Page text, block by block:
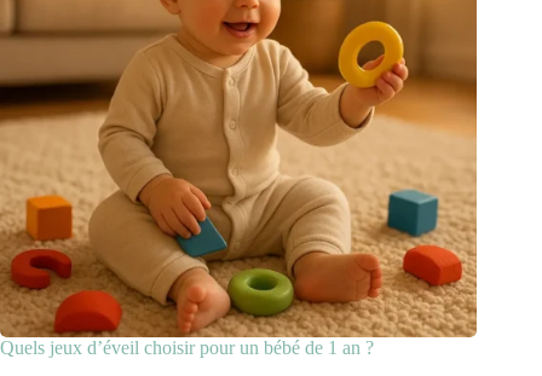
Quels jeux d’éveil choisir pour un bébé de 1 an ?